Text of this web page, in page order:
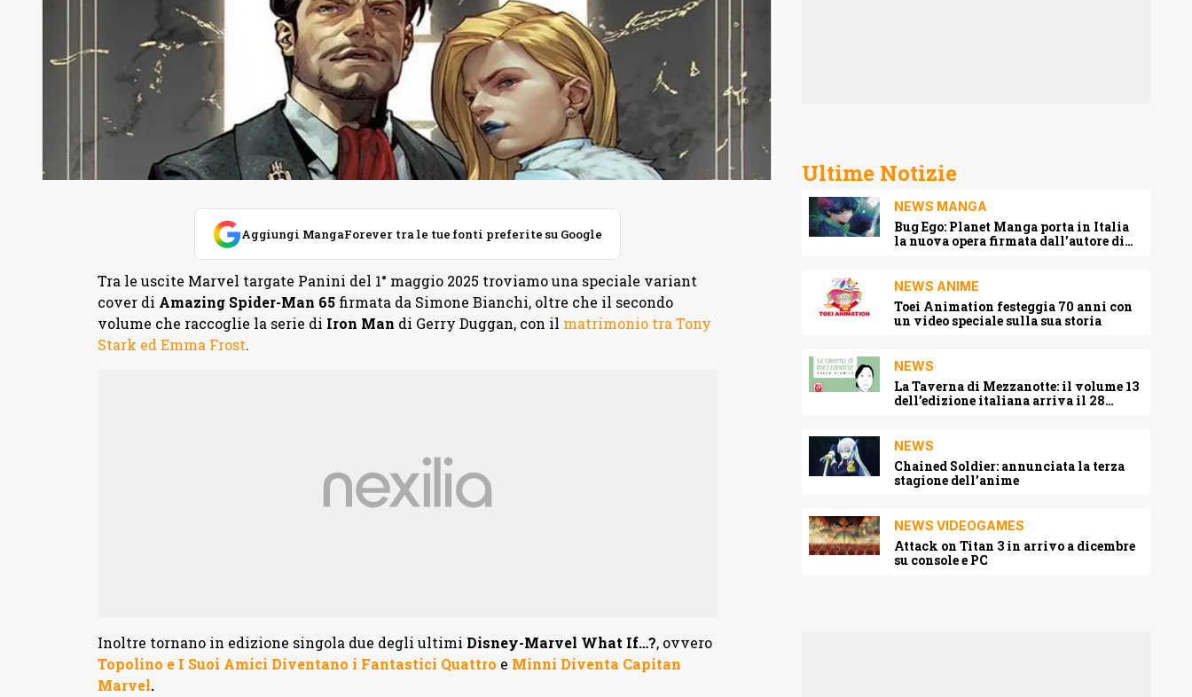
Aggiungi MangaForever tra le tue fonti preferite su Google
Tra le uscite Marvel targate Panini del 1° maggio 2025 troviamo una speciale variant
cover di Amazing Spider-Man 65firmata da Simone Bianchi, oltre che il secondo
volume che raccoglie la serie di Iron Man di Gerry Duggan, con il matrimonio tra Tony
Stark ed Emma Frost.
Inoltre tornano in edizione singola due degli ultimi Disney-Marvel What If…?, ovvero
Topolino e I Suoi Amici Diventano i Fantastici Quattro e Minni Diventa Capitan
Marvel.
Ultime Notizie
NEWS MANGA
Bug Ego: Planet Manga porta in Italia
la nuova opera firmata dall’autore di
NEWS ANIME
Toei Animation festeggia 70 anni con
un video speciale sulla sua storia
NEWS
La Taverna di Mezzanotte: il volume 13
dell’edizione italiana arriva il 28
NEWS
Chained Soldier: annunciata la terza
stagione dell’anime
NEWS VIDEOGAMES
Attack on Titan 3 in arrivo a dicembre
su console e PC